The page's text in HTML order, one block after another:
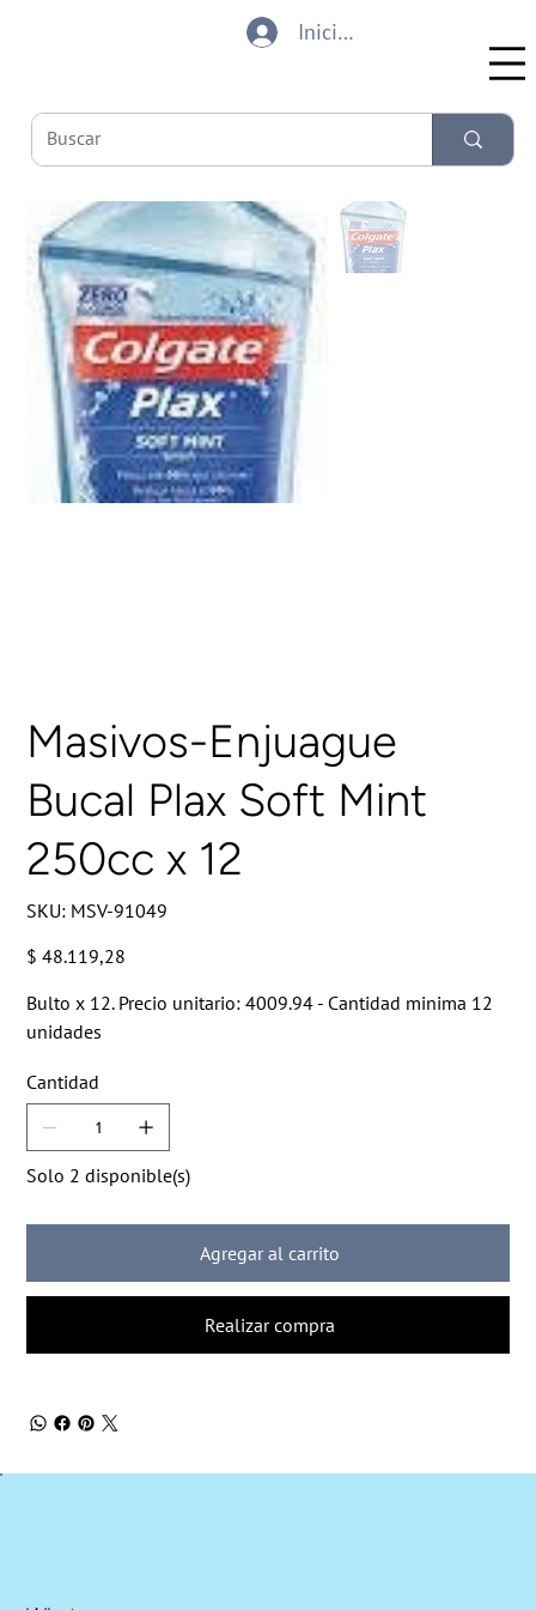
Iniciar sesión
Masivos-Enjuague
Bucal Plax Soft Mint
250cc x 12
SKU: SKU
MSV-
MSV-91049
Precio
$ 48.119,28
Bulto x 12. Precio unitario: 4009.94 - Cantidad minima 12
unidades
Cantidad
Solo 2 disponible(s)
Agregar al carrito
Realizar compra